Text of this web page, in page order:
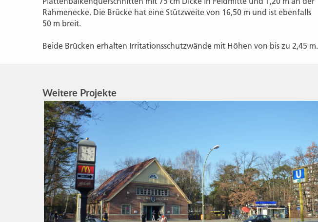
Rahmenecke. Die Brücke hat eine Stützweite von 16,50 m und ist ebenfalls
50 m breit.
Beide Brücken erhalten Irritationsschutzwände mit Höhen von bis zu 2,45 m.
Weitere Projekte